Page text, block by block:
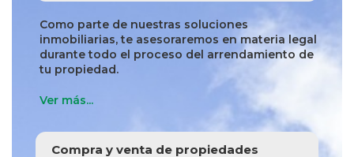
Como parte de nuestras soluciones
inmobiliarias, te asesoraremos en materia legal
durante todo el proceso del arrendamiento de
tu propiedad.
Ver más...
Compra y venta de propiedades